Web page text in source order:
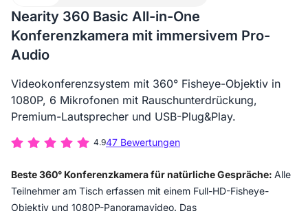
Nearity 360 Basic All-in-One
Konferenzkamera mit immersivem Pro-
Audio
Videokonferenzsystem mit 360° Fisheye-Objektiv in
1080P, 6 Mikrofonen mit Rauschunterdrückung,
Premium-Lautsprecher und USB-Plug&Play.
4.947 Bewertungen
Beste 360° Konferenzkamera für natürliche Gespräche: Alle
Teilnehmer am Tisch erfassen mit einem Full-HD-Fisheye-
Objektiv und 1080P-Panoramavideo. Das